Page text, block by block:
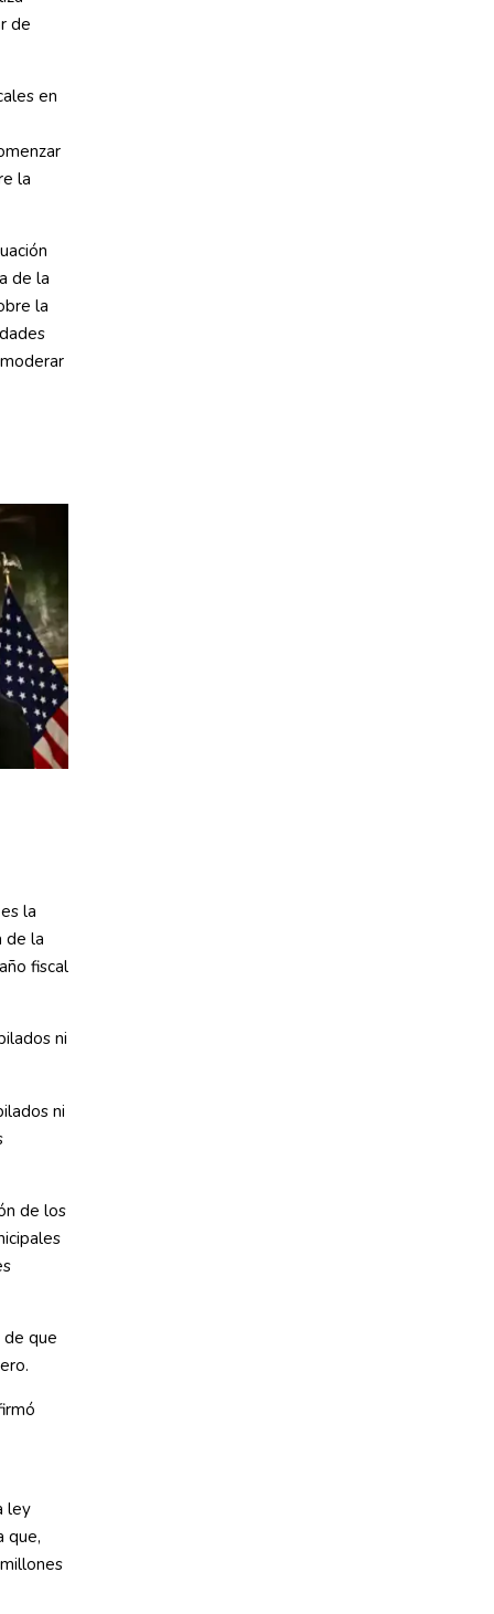
de
en
la
de la
la
la
de la
fiscal
ni
ni
de los
que
ley
que,